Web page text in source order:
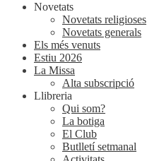
Novetats
Novetats religioses
Novetats generals
Els més venuts
Estiu 2026
La Missa
Alta subscripció
Llibreria
Qui som?
La botiga
El Club
Butlletí setmanal